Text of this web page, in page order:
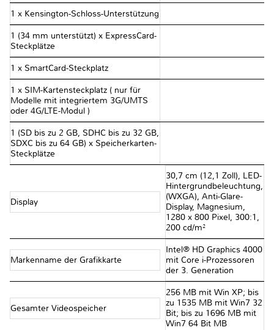
1 x Kensington-Schloss-Unterstützung
1 (34 mm unterstützt) x ExpressCard-
Steckplätze
1 x SmartCard-Steckplatz
1 x SIM-Kartensteckplatz ( nur für
Modelle mit integriertem 3G/UMTS
oder 4G/LTE-Modul )
1 (SD bis zu 2 GB, SDHC bis zu 32 GB,
SDXC bis zu 64 GB) x Speicherkarten-
Steckplätze
Display
30,7 cm (12,1 Zoll), LED-
Hintergrundbeleuchtung,
(WXGA), Anti-Glare-
Display, Magnesium,
1280 x 800 Pixel, 300:1,
200 cd/m²
Markenname der Grafikkarte
Intel® HD Graphics 4000
mit Core i-Prozessoren
der 3. Generation
Gesamter Videospeicher
256 MB mit Win XP; bis
zu 1535 MB mit Win7 32
Bit; bis zu 1696 MB mit
Win7 64 Bit MB